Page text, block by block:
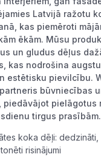
Latvijā ražotu
kas piemēroti
ēkām. Mūsu
un gludus dēļus
kas nodrošina
estētisku pievilcību.
būvniecības
piedāvājot pielāgotus
tirgus prasībām.
koka dēļi: dedzināti,
risinājumi